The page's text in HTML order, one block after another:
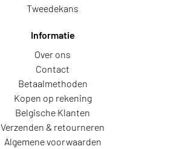
Tweedekans
Informatie
Over ons
Contact
Betaalmethoden
Kopen op rekening
Belgische Klanten
Verzenden & retourneren
Algemene voorwaarden